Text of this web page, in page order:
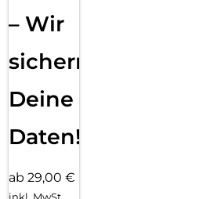
– Wir
sichern
Deine
Daten!
ab 29,00 €